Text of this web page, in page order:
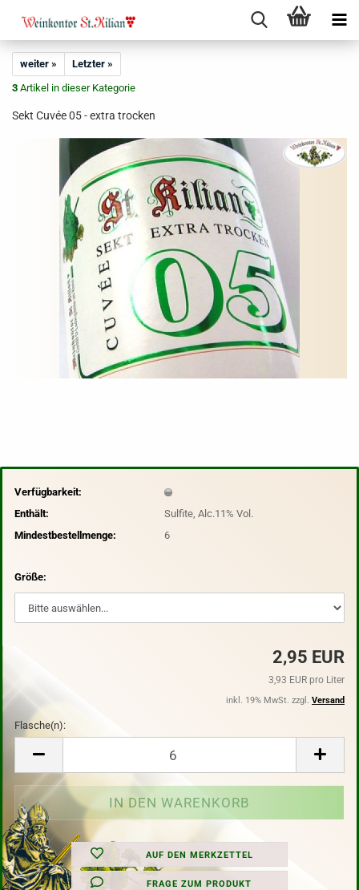
weiter »
Letzter »
3 Artikel in dieser Kategorie
Sekt Cuvée 05 - extra trocken
Verfügbarkeit:
Enthält:
Sulfite, Alc.11% Vol.
Mindestbestellmenge:
6
Größe:
2,95 EUR
3,93 EUR pro Liter
inkl. 19% MwSt. zzgl. Versand
Flasche(n):
AUF DEN MERKZETTEL
FRAGE ZUM PRODUKT